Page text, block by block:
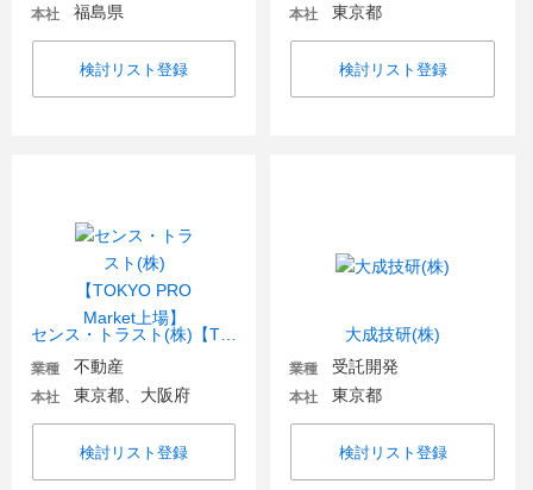
本社 福島県
検討リスト登録
本社 東京都
検討リスト登録
業種 不動産
本社 東京都、大阪府
検討リスト登録
大成技研(株)
業種 受託開発
本社 東京都
検討リスト登録